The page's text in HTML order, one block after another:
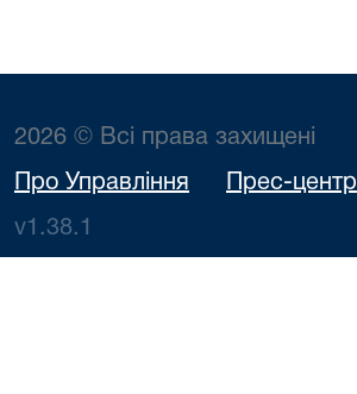
2026 © Всі права захищені
Про Управління Прес-центр
v1.38.1